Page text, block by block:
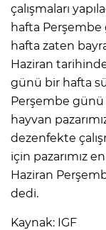
çalışmaları
hafta Perşembe
hafta zaten
Haziran
günü bir hafta
Perşembe günü
hayvan
dezenfekte
için pazarımız
Haziran
dedi.
Kaynak: IGF